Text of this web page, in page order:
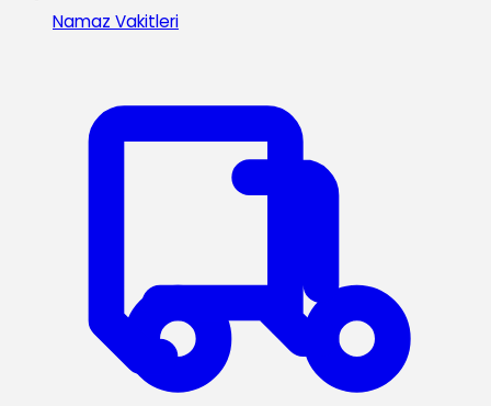
Namaz Vakitleri